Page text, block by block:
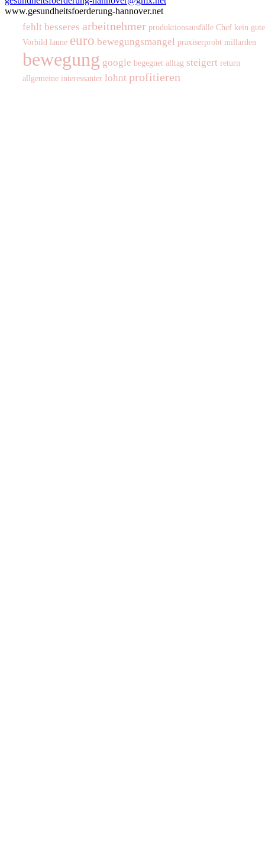
www.gesundheitsfoerderung-hannover.net
fehlt besseres arbeitnehmer produktionsausfälle Chef kein
Vorbild laune euro bewegungsmangel praxiserprobt millarden
bewegung google begegnet alltag steigert return
allgemeine interessanter lohnt profitieren